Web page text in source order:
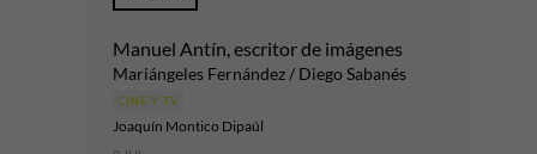
Manuel Antín, escritor de imágenes
Mariángeles Fernández / Diego Sabanés
CINE Y TV
Joaquín Montico Dipaúl